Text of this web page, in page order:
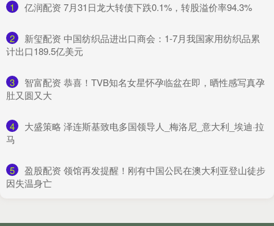
1 ​亿润配资 7月31日龙大转债下跌0.1%，转股溢价率94.3%
2
​新玺配资 中国纺织品进出口商会：1-7月我国家用纺织品累
计出口189.5亿美元
3
​智富配资 恭喜！TVB知名女星怀孕临盆在即，晒性感写真孕
肚又圆又大
4
​大盛策略 泽连斯基致电多国领导人_梅洛尼_意大利_埃迪·拉
马
5
​盈股配资 领馆再发提醒！刚有中国公民在澳大利亚登山徒步
因失温身亡